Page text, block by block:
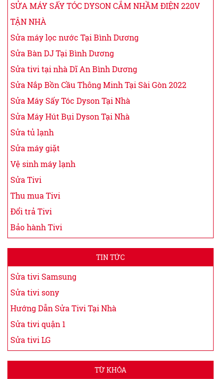
SỬA MÁY SẤY TÓC DYSON CẮM NHẦM ĐIỆN 220V
TẬN NHÀ
Sửa máy lọc nước Tại Bình Dương
Sửa Bàn DJ Tại Bình Dương
Sửa tivi tại nhà Dĩ An Bình Dương
Sửa Nắp Bồn Cầu Thông Minh Tại Sài Gòn 2022
Sửa Máy Sấy Tóc Dyson Tại Nhà
Sửa Máy Hút Bụi Dyson Tại Nhà
Sửa tủ lạnh
Sửa máy giặt
Vệ sinh máy lạnh
Sửa Tivi
Thu mua Tivi
Đổi trả Tivi
Bảo hành Tivi
TIN TỨC
Sửa tivi Samsung
Sửa tivi sony
Hướng Dẫn Sửa Tivi Tại Nhà
Sửa tivi quận 1
Sửa tivi LG
TỪ KHÓA